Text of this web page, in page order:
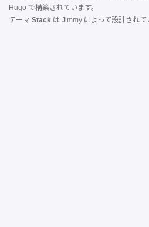
Hugo で構築されています。
テーマ Stack は Jimmy によって設計されて